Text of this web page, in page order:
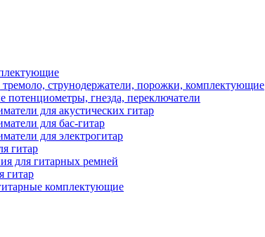
струнодержатели, порожки, комплектующие
потенциометры, гнезда, переключатели
для акустических гитар
для бас-гитар
для электрогитар
гитар
для гитарных ремней
гитар
комплектующие